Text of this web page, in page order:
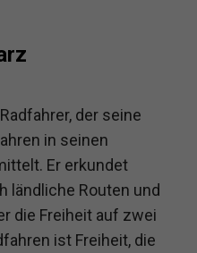
der seine
in seinen
Er erkundet
ländliche Routen und
die Freiheit auf zwei
ist Freiheit, die